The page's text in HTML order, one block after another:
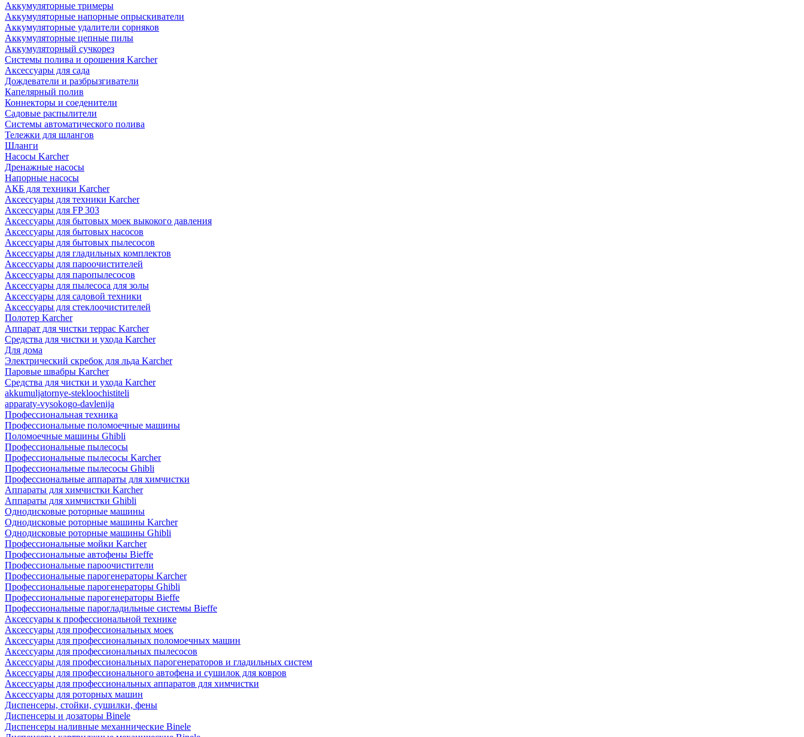
Аккумуляторные тримеры
Аккумуляторные напорные опрыскиватели
Аккумуляторные удалители сорняков
Аккумуляторные цепные пилы
Аккумуляторный сучкорез
Системы полива и орошения Karcher
Аксессуары для сада
Дождеватели и разбрызгиватели
Капелярный полив
Коннекторы и соеденители
Садовые распылители
Системы автоматического полива
Тележки для шлангов
Шланги
Насосы Karcher
Дренажные насосы
Напорные насосы
АКБ для техники Karcher
Аксессуары для техники Karcher
Аксессуары для FP 303
Аксессуары для бытовых моек выкокого давления
Аксессуары для бытовых насосов
Аксессуары для бытовых пылесосов
Аксессуары для гладильных комплектов
Аксессуары для пароочистителей
Аксессуары для паропылесосов
Аксессуары для пылесоса для золы
Аксессуары для садовой техники
Аксессуары для стеклоочистителей
Полотер Karcher
Аппарат для чистки террас Karcher
Средства для чистки и ухода Karcher
Для дома
Электрический скребок для льда Karcher
Паровые швабры Karcher
Средства для чистки и ухода Karcher
akkumuljatornye-stekloochistiteli
apparaty-vysokogo-davlenija
Профессиональная техника
Профессиональные поломоечные машины
Поломоечные машины Ghibli
Профессиональные пылесосы
Профессиональные пылесосы Karcher
Профессиональные пылесосы Ghibli
Профессиональные аппараты для химчистки
Аппараты для химчистки Karcher
Аппараты для химчистки Ghibli
Однодисковые роторные машины
Однодисковые роторные машины Karcher
Однодисковые роторные машины Ghibli
Профессиональные мойки Karcher
Профессиональные автофены Bieffe
Профессиональные пароочистители
Профессиональные парогенераторы Karcher
Профессиональные парогенераторы Ghibli
Профессиональные парогенераторы Bieffe
Профессиональные парогладильные системы Bieffe
Аксессуары к профессиональной технике
Аксессуары для профессиональных моек
Аксессуары для профессиональных поломоечных машин
Аксессуары для профессиональных пылесосов
Аксессуары для профессиональных парогенераторов и гладильных систем
Аксессуары для профессионального автофена и сушилок для ковров
Аксессуары для профессиональных аппаратов для химчистки
Аксессуары для роторных машин
Диспенсеры, стойки, сушилки, фены
Диспенсеры и дозаторы Binele
Диспенсеры наливные механнические Binele